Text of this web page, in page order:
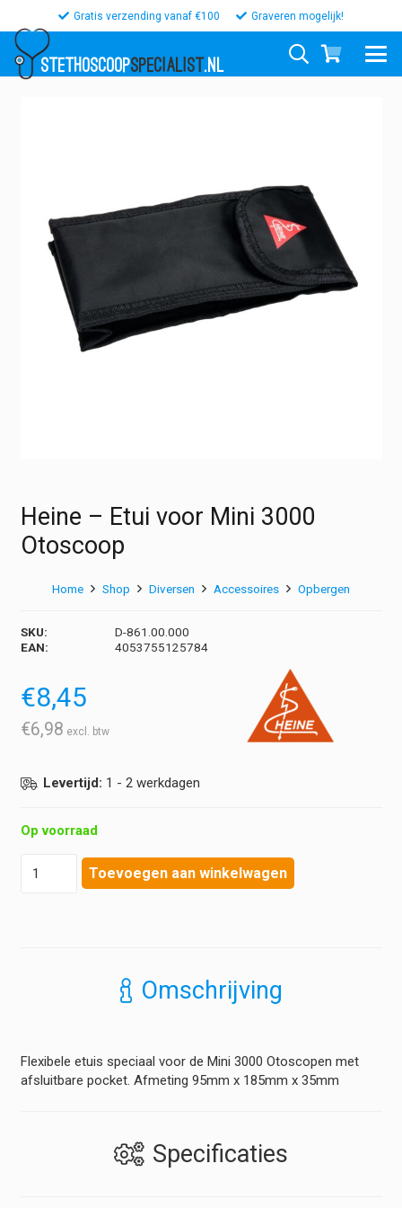
Gratis verzending vanaf €100 Graveren mogelijk!
STETHOSCOOPSPECIALIST.NL
Heine – Etui voor Mini 3000
Otoscoop
Home Shop Diversen Accessoires Opbergen
SKU:
D-861.00.000
EAN:
4053755125784
€8,45
€6,98
Levertijd: 1 - 2 werkdagen
Op voorraad
Toevoegen aan winkelwagen
Omschrijving
Flexibele etuis speciaal voor de Mini 3000 Otoscopen met
afsluitbare pocket. Afmeting 95mm x 185mm x 35mm
Specificaties